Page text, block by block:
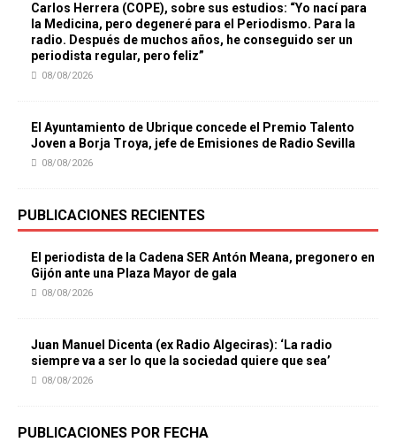
Carlos Herrera (COPE), sobre sus estudios: “Yo nací para
la Medicina, pero degeneré para el Periodismo. Para la
radio. Después de muchos años, he conseguido ser un
periodista regular, pero feliz”
08/08/2026
El Ayuntamiento de Ubrique concede el Premio Talento
Joven a Borja Troya, jefe de Emisiones de Radio Sevilla
08/08/2026
PUBLICACIONES RECIENTES
El periodista de la Cadena SER Antón Meana, pregonero en
Gijón ante una Plaza Mayor de gala
08/08/2026
Juan Manuel Dicenta (ex Radio Algeciras): ‘La radio
siempre va a ser lo que la sociedad quiere que sea’
08/08/2026
PUBLICACIONES POR FECHA